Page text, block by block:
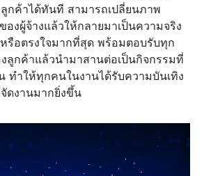
กค้าได้ทันที สามารถเปลี่ยนภาพ
องผู้จ้างแล้วให้กลายมาเป็นความจริง
หรือตรงใจมากที่สุด พร้อมตอบรับทุก
ลูกค้าแล้วนำมาสานต่อเป็นกิจกรรมที่
ทำให้ทุกคนในงานได้รับความบันเทิง
ดงานมากยิ่งขึ้น